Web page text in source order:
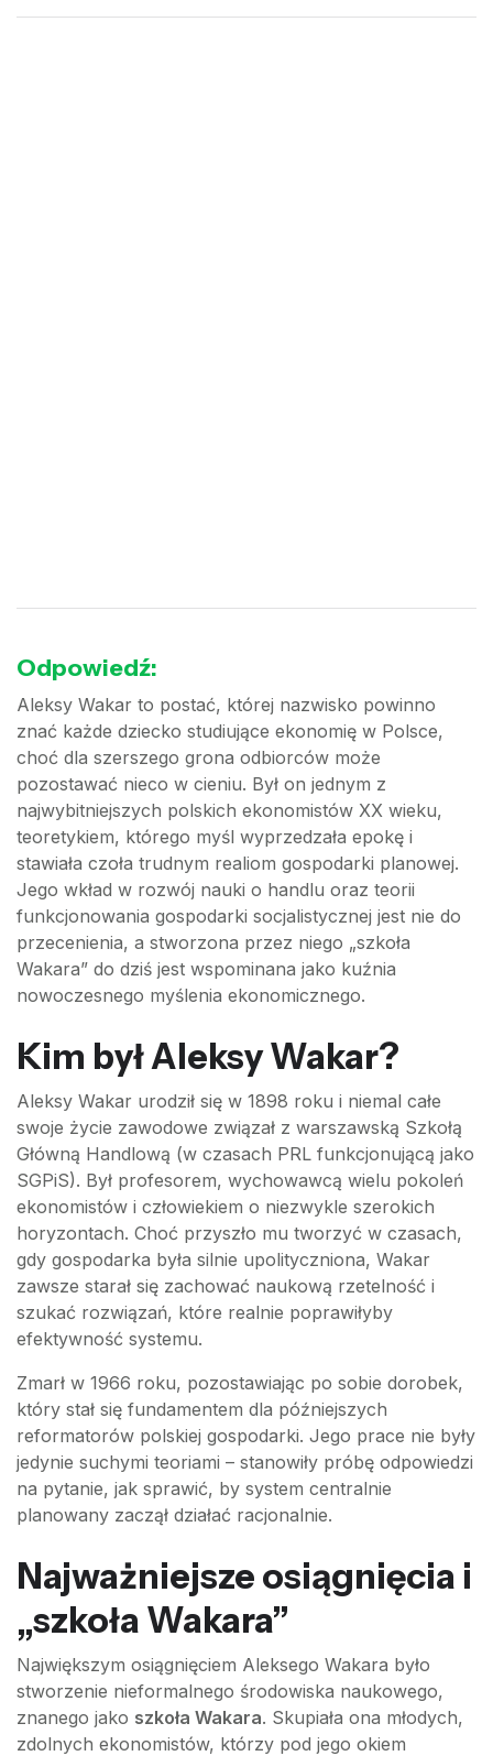
Odpowiedź:
Aleksy Wakar to postać, której nazwisko powinno
znać każde dziecko studiujące ekonomię w Polsce,
choć dla szerszego grona odbiorców może
pozostawać nieco w cieniu. Był on jednym z
najwybitniejszych polskich ekonomistów XX wieku,
teoretykiem, którego myśl wyprzedzała epokę i
stawiała czoła trudnym realiom gospodarki planowej.
Jego wkład w rozwój nauki o handlu oraz teorii
funkcjonowania gospodarki socjalistycznej jest nie do
przecenienia, a stworzona przez niego „szkoła
Wakara” do dziś jest wspominana jako kuźnia
nowoczesnego myślenia ekonomicznego.
Kim był Aleksy Wakar?
Aleksy Wakar urodził się w 1898 roku i niemal całe
swoje życie zawodowe związał z warszawską Szkołą
Główną Handlową (w czasach PRL funkcjonującą jako
SGPiS). Był profesorem, wychowawcą wielu pokoleń
ekonomistów i człowiekiem o niezwykle szerokich
horyzontach. Choć przyszło mu tworzyć w czasach,
gdy gospodarka była silnie upolityczniona, Wakar
zawsze starał się zachować naukową rzetelność i
szukać rozwiązań, które realnie poprawiłyby
efektywność systemu.
Zmarł w 1966 roku, pozostawiając po sobie dorobek,
który stał się fundamentem dla późniejszych
reformatorów polskiej gospodarki. Jego prace nie były
jedynie suchymi teoriami – stanowiły próbę odpowiedzi
na pytanie, jak sprawić, by system centralnie
planowany zaczął działać racjonalnie.
Najważniejsze osiągnięcia i
„szkoła Wakara”
Największym osiągnięciem Aleksego Wakara było
stworzenie nieformalnego środowiska naukowego,
znanego jako szkoła Wakara. Skupiała ona młodych,
zdolnych ekonomistów, którzy pod jego okiem